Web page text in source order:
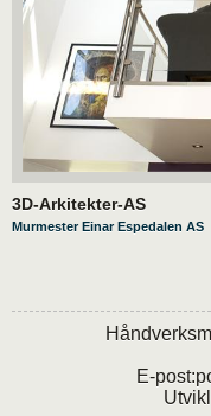
3D-Arkitekter-AS
Murmester Einar Espedalen AS
E-post: